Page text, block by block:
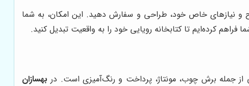
و نیازهای خاص خود، طراحی و سفارش دهید. این امکان، به شما
فراهم کرده‌ایم تا کتابخانه رویایی خود را به واقعیت تبدیل کنید.
جمله برش چوب، مونتاژ، پرداخت و رنگ‌آمیزی است. در بهسازان